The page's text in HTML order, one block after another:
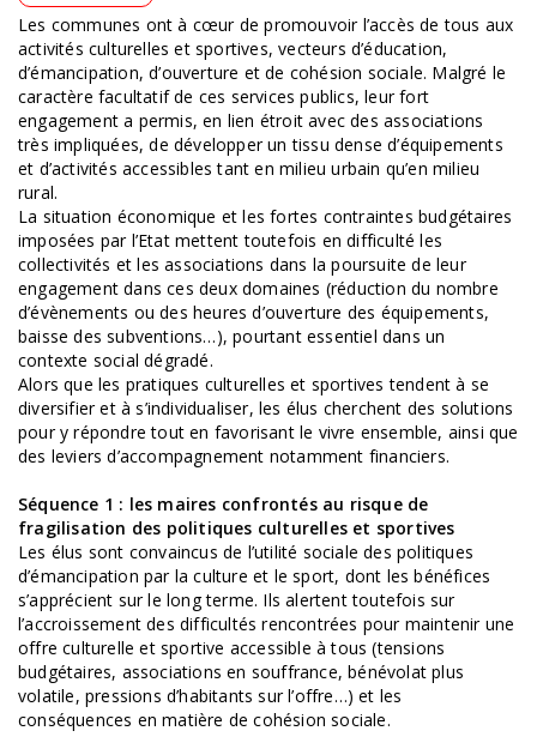
Les communes ont à cœur de promouvoir l’accès de tous aux
activités culturelles et sportives, vecteurs d’éducation,
d’émancipation, d’ouverture et de cohésion sociale. Malgré le
caractère facultatif de ces services publics, leur fort
engagement a permis, en lien étroit avec des associations
très impliquées, de développer un tissu dense d’équipements
et d’activités accessibles tant en milieu urbain qu’en milieu
rural.
La situation économique et les fortes contraintes budgétaires
imposées par l’Etat mettent toutefois en difficulté les
collectivités et les associations dans la poursuite de leur
engagement dans ces deux domaines (réduction du nombre
d’évènements ou des heures d’ouverture des équipements,
baisse des subventions…), pourtant essentiel dans un
contexte social dégradé.
Alors que les pratiques culturelles et sportives tendent à se
diversifier et à s’individualiser, les élus cherchent des solutions
pour y répondre tout en favorisant le vivre ensemble, ainsi que
des leviers d’accompagnement notamment financiers.
Séquence 1 : les maires confrontés au risque de
fragilisation des politiques culturelles et sportives
Les élus sont convaincus de l’utilité sociale des politiques
d’émancipation par la culture et le sport, dont les bénéfices
s’apprécient sur le long terme. Ils alertent toutefois sur
l’accroissement des difficultés rencontrées pour maintenir une
offre culturelle et sportive accessible à tous (tensions
budgétaires, associations en souffrance, bénévolat plus
volatile, pressions d’habitants sur l’offre…) et les
conséquences en matière de cohésion sociale.